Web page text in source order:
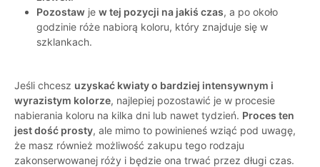
Pozostawje w tej pozycji na jakiś czas, a po około
godzinie róże nabiorą koloru, który znajduje się w
szklankach.
Jeśli chcesz uzyskać kwiaty o bardziej intensywnym i
wyrazistym kolorze, najlepiej pozostawić je w procesie
nabierania koloru na kilka dni lub nawet tydzień. Proces ten
jest dość prosty, ale mimo to powinieneś wziąć pod uwagę,
że masz również możliwość zakupu tego rodzaju
zakonserwowanej róży i będzie ona trwać przez długi czas.